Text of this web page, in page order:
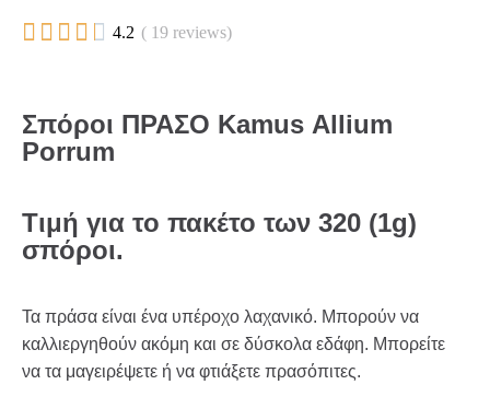
     4.2 ( 19 reviews)
Σπόροι ΠΡΑΣΟ Kamus Allium
Porrum
Τιμή για το πακέτο των 320 (1g)
σπόροι.
Τα πράσα είναι ένα υπέροχο λαχανικό. Μπορούν να
καλλιεργηθούν ακόμη και σε δύσκολα εδάφη. Μπορείτε
να τα μαγειρέψετε ή να φτιάξετε πρασόπιτες.